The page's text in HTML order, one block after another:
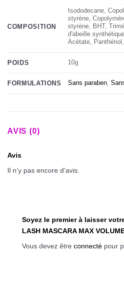
COMPOSITION
Isododecane,
styrène,
styrène, BHT,
d'abeille
Acétate,
POIDS 10g
FORMULATIONS Sans paraben,
AVIS (0)
Avis
Il n’y pas encore d’avis.
Soyez le premier à laisser
LASH MASCARA MAX
Vous devez être connecté pour